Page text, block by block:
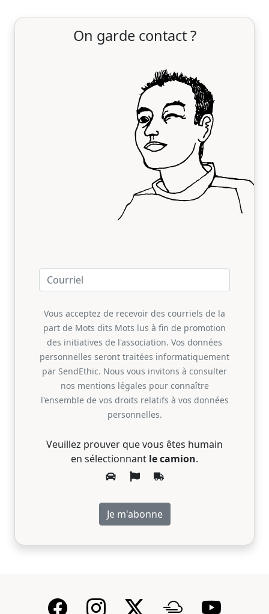
On garde contact ?
Vous acceptez de recevoir des courriels de la
part de Mots dits Mots lus à fin de promotion
des initiatives de l'association. Vos données
personnelles seront traitées informatiquement
par SendEthic. Nous vous invitons à consulter
nos mentions légales pour connaître
l'ensemble de vos droits relatifs à vos données
personnelles.
Veuillez prouver que vous êtes humain
en sélectionnant le camion.